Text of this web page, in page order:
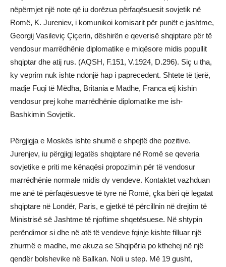
nëpërmjet një note që iu dorëzua përfaqësuesit sovjetik në
Romë, K. Jureniev, i komunikoi komisarit për punët e jashtme,
Georgij Vasileviç Çiçerin, dëshirën e qeverisë shqiptare për të
vendosur marrëdhënie diplomatike e miqësore midis popullit
shqiptar dhe atij rus. (AQSH, F.151, V.1924, D.296). Siç u tha,
ky veprim nuk ishte ndonjë hap i paprecedent. Shtete të tjerë,
madje Fuqi të Mëdha, Britania e Madhe, Franca etj kishin
vendosur prej kohe marrëdhënie diplomatike me ish-
Bashkimin Sovjetik.
Përgjigja e Moskës ishte shumë e shpejtë dhe pozitive.
Jurenjev, iu përgjigj legatës shqiptare në Romë se qeveria
sovjetike e priti me kënaqësi propozimin për të vendosur
marrëdhënie normale midis dy vendeve. Kontaktet vazhduan
me anë të përfaqësuesve të tyre në Romë, çka bëri që legatat
shqiptare në Londër, Paris, e gjetkë të përcillnin në drejtim të
Ministrisë së Jashtme të njoftime shqetësuese. Në shtypin
perëndimor si dhe në atë të vendeve fqinje kishte filluar një
zhurmë e madhe, me akuza se Shqipëria po kthehej në një
qendër bolshevike në Ballkan. Noli u step. Më 19 gusht,